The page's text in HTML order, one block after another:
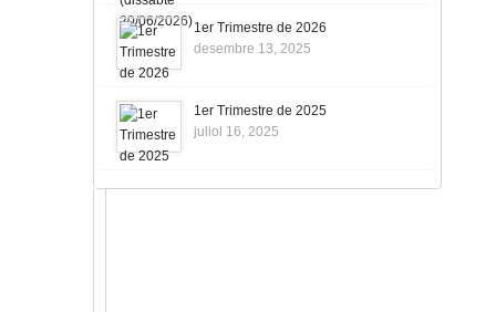
1er Trimestre de 2026
desembre 13, 2025
1er Trimestre de 2025
juliol 16, 2025